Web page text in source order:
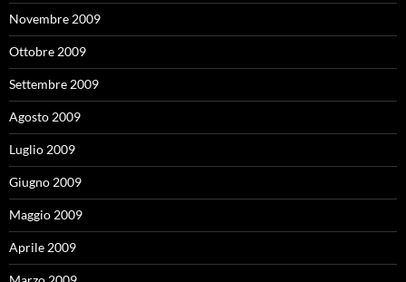
Novembre 2009
Ottobre 2009
Settembre 2009
Agosto 2009
Luglio 2009
Giugno 2009
Maggio 2009
Aprile 2009